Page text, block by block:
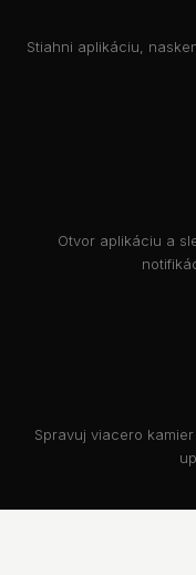
Stiahni aplikáciu,
Otvor aplikáciu a
Spravuj viacero